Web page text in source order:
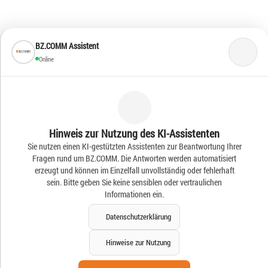
BZ.COMM Assistent
Online
Hinweis zur Nutzung des KI-Assistenten
Sie nutzen einen KI-gestützten Assistenten zur Beantwortung Ihrer
Fragen rund um BZ.COMM. Die Antworten werden automatisiert
erzeugt und können im Einzelfall unvollständig oder fehlerhaft
sein. Bitte geben Sie keine sensiblen oder vertraulichen
Informationen ein.
Datenschutzerklärung
Hinweise zur Nutzung
Jobs
Datenschutz
Impressum
KI-Hinweise
© 2026 BZ.COMM GmbH